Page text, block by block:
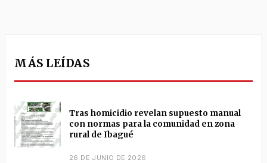
MÁS LEÍDAS
Tras homicidio revelan supuesto manual
con normas para la comunidad en zona
rural de Ibagué
26 DE JUNIO DE 2026